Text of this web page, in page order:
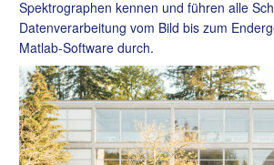
Spektrographen kennen und führen alle
Datenverarbeitung vom Bild bis zum
Matlab-Software durch.